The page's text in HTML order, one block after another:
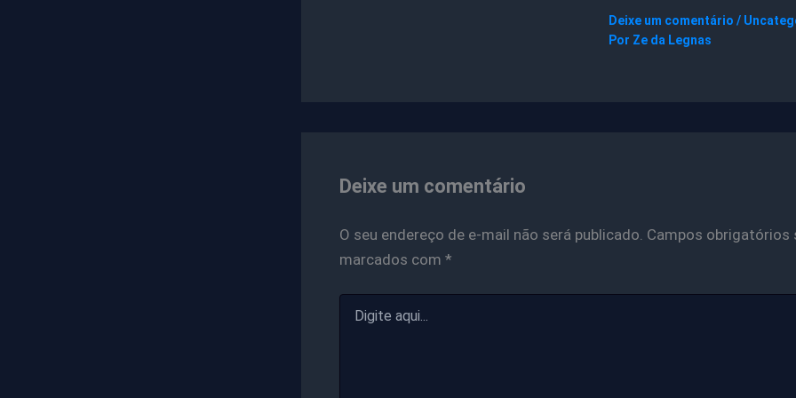
Deixe um comentário /
Por Ze da Legnas
Deixe um comentário
O seu endereço de e-mail não será publicado. Campos obrigatórios
marcados com *
aqui...